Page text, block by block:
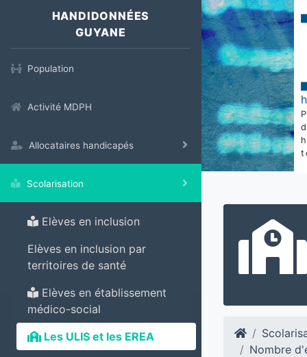
HANDIDONNÉES
GUYANE
Population
Activité MDPH
Allocataires handicapés
Scolarisation
Elèves en inclusion
Elèves en inclusion par
territoires de santé
Elèves en établissement
médico-social
Les ULIS et les EREA
Nombre